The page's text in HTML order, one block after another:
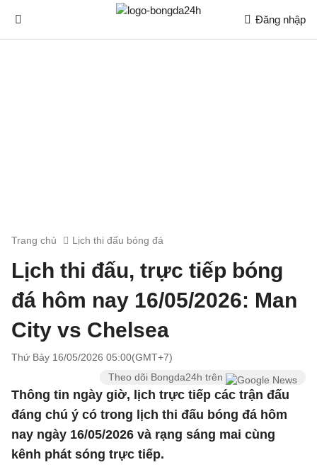
Đăng nhập
Trang chủ Lịch thi đấu bóng đá
Lịch thi đấu, trực tiếp bóng
đá hôm nay 16/05/2026: Man
City vs Chelsea
Thứ Bảy 16/05/2026 05:00(GMT+7)
Theo dõi Bongda24h trên
Thông tin ngày giờ, lịch trực tiếp các trận đấu
đáng chú ý có trong lịch thi đấu bóng đá hôm
nay ngày 16/05/2026 và rạng sáng mai cùng
kênh phát sóng trực tiếp.